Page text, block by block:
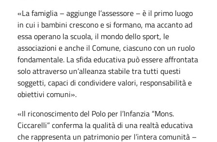
«La famiglia – aggiunge l’assessore – è il primo luogo
in cui i bambini crescono e si formano, ma accanto ad
essa operano la scuola, il mondo dello sport, le
associazioni e anche il Comune, ciascuno con un ruolo
fondamentale. La sfida educativa può essere affrontata
solo attraverso un’alleanza stabile tra tutti questi
soggetti, capaci di condividere valori, responsabilità e
obiettivi comuni».
«Il riconoscimento del Polo per l’Infanzia “Mons.
Ciccarelli” conferma la qualità di una realtà educativa
che rappresenta un patrimonio per l’intera comunità –